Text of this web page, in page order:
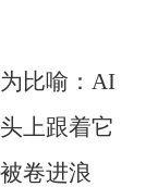
比喻：AI
上跟着它
卷进浪